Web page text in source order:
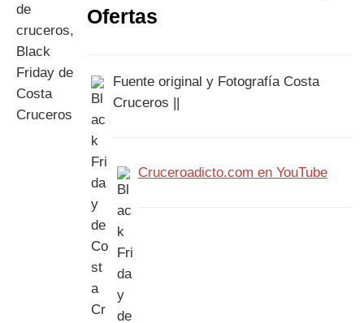
Ofertas
Fuente original y Fotografía Costa
Cruceros ||
Cruceroadicto.com en YouTube